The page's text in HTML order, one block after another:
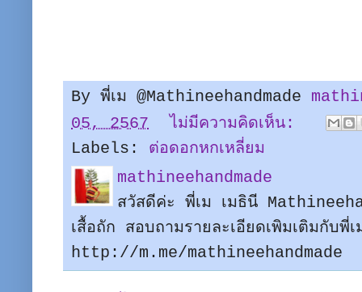
By พี่เม @Mathineehandmade
05, 2567
ไม่มีความคิดเห็น:
Labels: ต่อดอกหกเหลี่ยม
mathineehandmade
สวัสดีค่ะ พี่เม เมธินี
เสื้อถัก สอบถามรายละเอียดเพิมเติมกับ
http://m.me/mathineehandmade